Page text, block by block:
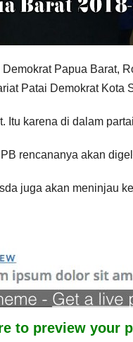
Papua Barat,
Patai Demokrat Kota
Itu karena di dalam
rencananya akan
juga akan meninjau
to preview your